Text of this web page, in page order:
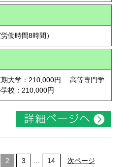
働時間8時間）
大学：210,000円 高等専門学
校：210,000円
2 3 14 次ページ